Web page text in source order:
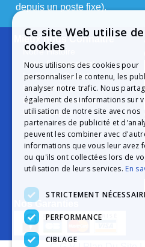
depuis un poste fixe).
Mieux nous Connaître
Notre Histoire
Notre Engagement
La Charte Qualité
Le Projet Educatif
Les Aides Possibles
Les Groupes
Nos Garanties
Ce site Web utilise
cookies
Nous utilisons des cookies pour
personnaliser le contenu, les
analyser notre trafic. Nous
également des informations sur
utilisation de notre site avec nos
partenaires de publicité et
peuvent les combiner avec
informations que vous leur avez
ou qu'ils ont collectées lors de
utilisation de leurs services. En
STRICTEMENT
PERFORMANCE
CIBLAGE